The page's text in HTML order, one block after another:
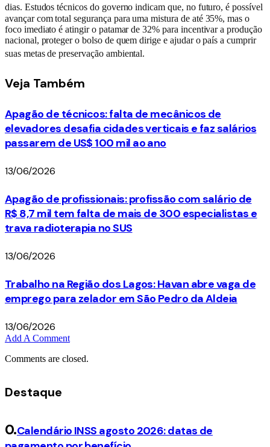
dias. Estudos técnicos do governo indicam que, no futuro, é possível
avançar com total segurança para uma mistura de até 35%, mas o
foco imediato é atingir o patamar de 32% para incentivar a produção
nacional, proteger o bolso de quem dirige e ajudar o país a cumprir
suas metas de preservação ambiental.
Veja Também
Apagão de técnicos: falta de mecânicos de
elevadores desafia cidades verticais e faz salários
passarem de US$ 100 mil ao ano
13/06/2026
Apagão de profissionais: profissão com salário de
R$ 8,7 mil tem falta de mais de 300 especialistas e
trava radioterapia no SUS
13/06/2026
Trabalho na Região dos Lagos: Havan abre vaga de
emprego para zelador em São Pedro da Aldeia
13/06/2026
Add A Comment
Comments are closed.
Destaque
Calendário INSS agosto 2026: datas de